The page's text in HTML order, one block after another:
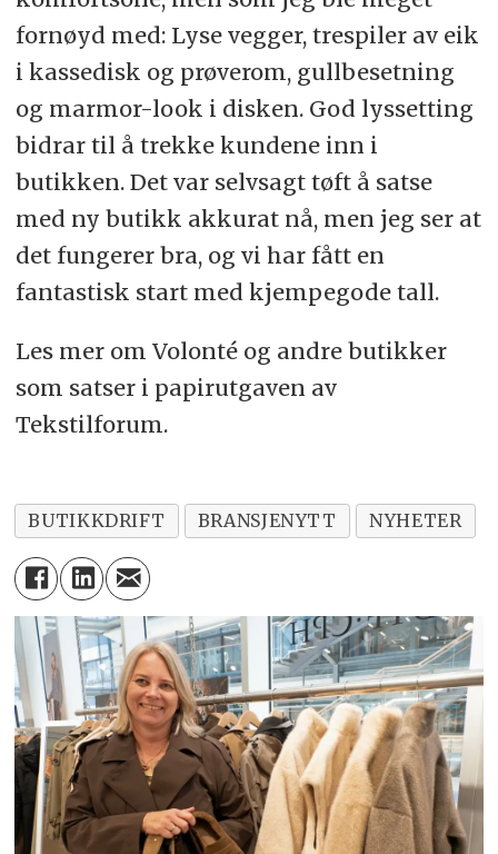
fornøyd med: Lyse vegger, trespiler av eik
i kassedisk og prøverom, gullbesetning
og marmor-look i disken. God lyssetting
bidrar til å trekke kundene inn i
butikken. Det var selvsagt tøft å satse
med ny butikk akkurat nå, men jeg ser at
det fungerer bra, og vi har fått en
fantastisk start med kjempegode tall.
Les mer om Volonté og andre butikker
som satser i papirutgaven av
Tekstilforum.
BUTIKKDRIFT BRANSJENYTT NYHETER